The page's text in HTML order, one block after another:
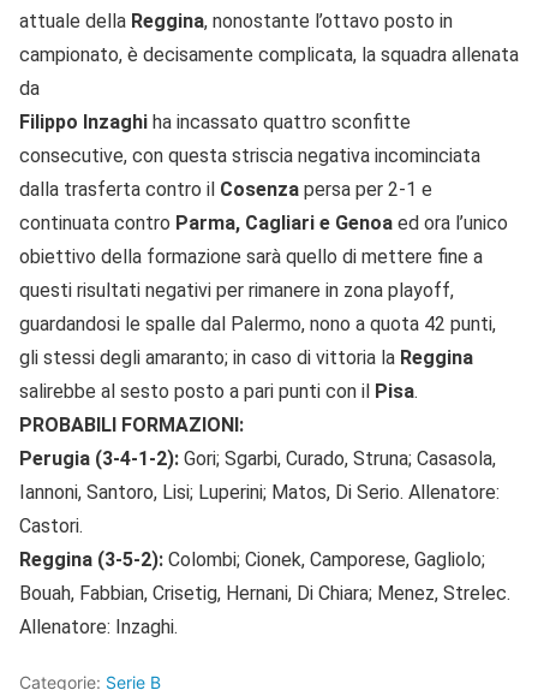
attuale della Reggina, nonostante l’ottavo posto in
campionato, è decisamente complicata, la squadra allenata
da
Filippo Inzaghi ha incassato quattro sconfitte
consecutive, con questa striscia negativa incominciata
dalla trasferta contro il Cosenza persa per 2-1 e
continuata contro Parma, Cagliari e Genoa ed ora l’unico
obiettivo della formazione sarà quello di mettere fine a
questi risultati negativi per rimanere in zona playoff,
guardandosi le spalle dal Palermo, nono a quota 42 punti,
gli stessi degli amaranto; in caso di vittoria la Reggina
salirebbe al sesto posto a pari punti con il Pisa.
PROBABILI FORMAZIONI:
Perugia (3-4-1-2): Gori; Sgarbi, Curado, Struna; Casasola,
Iannoni, Santoro, Lisi; Luperini; Matos, Di Serio. Allenatore:
Castori.
Reggina (3-5-2): Colombi; Cionek, Camporese, Gagliolo;
Bouah, Fabbian, Crisetig, Hernani, Di Chiara; Menez, Strelec.
Allenatore: Inzaghi.
Categorie: Serie B